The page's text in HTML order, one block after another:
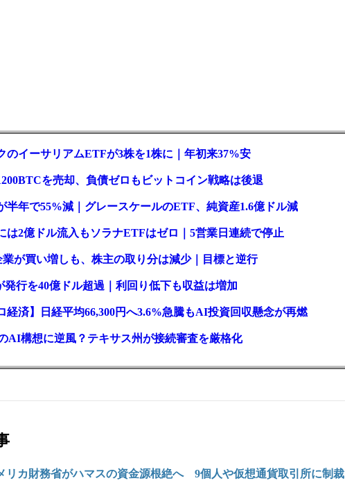
のイーサリアムETFが3株を1株に｜年初来37%安
を売却、負債ゼロもビットコイン戦略は後退
半年で55%減｜グレースケールのETF、純資産1.6億ドル減
は2億ドル流入もソラナETFはゼロ｜5営業日連続で停止
が買い増しも、株主の取り分は減少｜目標と逆行
発行を40億ドル超過｜利回り低下も収益は増加
経済】日経平均66,300円へ3.6%急騰もAI投資回収懸念が再燃
AI構想に逆風？テキサス州が接続審査を厳格化
リカ財務省がハマスの資金源根絶へ 9個人や仮想通貨取引所に制裁